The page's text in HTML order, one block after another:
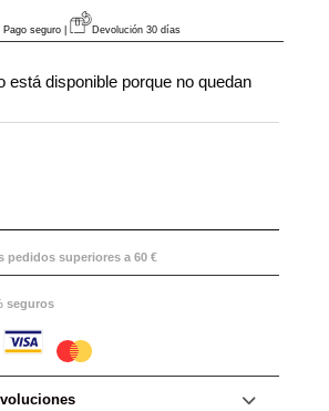
Pago seguro | Devolución 30 días
está disponible porque no quedan
pedidos superiores a 60 €
seguros